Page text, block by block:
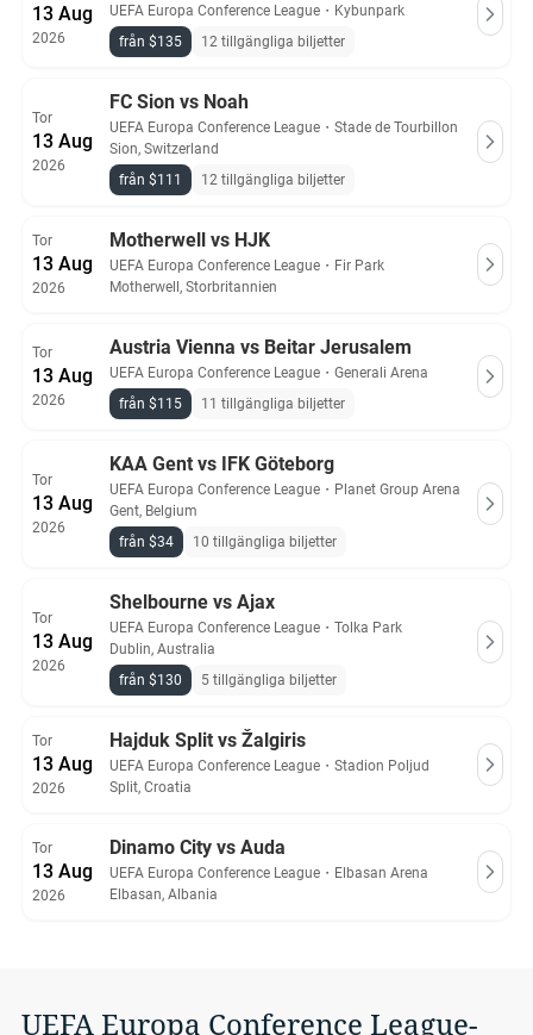
13 Aug
2026
UEFA Europa Conference League ・ Kybunpark
från $135
12 tillgängliga biljetter
Tor
13 Aug
2026
FC Sion vs Noah
UEFA Europa Conference League ・ Stade de Tourbillon
Sion, Switzerland
från $111
12 tillgängliga biljetter
Tor
13 Aug
2026
Motherwell vs HJK
UEFA Europa Conference League ・ Fir Park
Motherwell, Storbritannien
Tor
13 Aug
2026
Austria Vienna vs Beitar Jerusalem
UEFA Europa Conference League ・ Generali Arena
från $115
11 tillgängliga biljetter
Tor
13 Aug
2026
KAA Gent vs IFK Göteborg
UEFA Europa Conference League ・ Planet Group Arena
Gent, Belgium
från $34
10 tillgängliga biljetter
Tor
13 Aug
2026
Shelbourne vs Ajax
UEFA Europa Conference League ・ Tolka Park
Dublin, Australia
från $130
5 tillgängliga biljetter
Tor
13 Aug
2026
Hajduk Split vs Žalgiris
UEFA Europa Conference League ・ Stadion Poljud
Split, Croatia
Tor
13 Aug
2026
Dinamo City vs Auda
UEFA Europa Conference League ・ Elbasan Arena
Elbasan, Albania
UEFA Europa Conference League-